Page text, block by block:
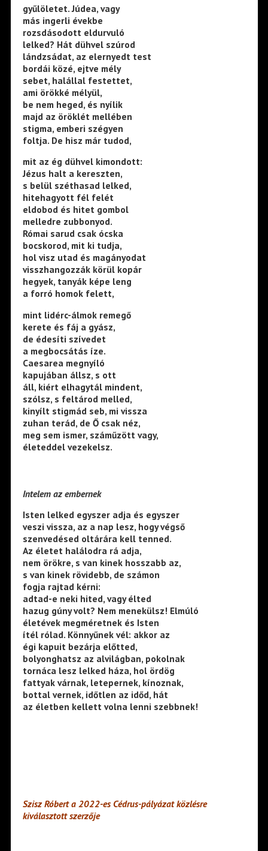
gyűlöletet. Júdea, vagy
más ingerli évekbe
rozsdásodott eldurvuló
lelked? Hát dühvel szúrod
lándzsádat, az elernyedt test
bordái közé, ejtve mély
sebet, halállal festettet,
ami örökké mélyül,
be nem heged, és nyílik
majd az öröklét mellében
stigma, emberi szégyen
foltja. De hisz már tudod,
mit az ég dühvel kimondott:
Jézus halt a kereszten,
s belül széthasad lelked,
hitehagyott fél felét
eldobod és hitet gombol
melledre zubbonyod.
Római sarud csak ócska
bocskorod, mit ki tudja,
hol visz utad és magányodat
visszhangozzák körül kopár
hegyek, tanyák képe leng
a forró homok felett,
mint lidérc-álmok remegő
kerete és fáj a gyász,
de édesíti szívedet
a megbocsátás íze.
Caesarea megnyíló
kapujában állsz, s ott
áll, kiért elhagytál mindent,
szólsz, s feltárod melled,
kinyílt stigmád seb, mi vissza
zuhan terád, de Ő csak néz,
meg sem ismer, száműzött vagy,
életeddel vezekelsz.
Intelem az embernek
Isten lelked egyszer adja és egyszer
veszi vissza, az a nap lesz, hogy végső
szenvedésed oltárára kell tenned.
Az életet halálodra rá adja,
nem örökre, s van kinek hosszabb az,
s van kinek rövidebb, de számon
fogja rajtad kérni:
adtad-e neki hited, vagy élted
hazug gúny volt? Nem menekülsz! Elmúló
életévek megméretnek és Isten
ítél rólad. Könnyűnek vél: akkor az
égi kapuit bezárja előtted,
bolyonghatsz az alvilágban, pokolnak
tornáca lesz lelked háza, hol ördög
fattyak várnak, letepernek, kínoznak,
bottal vernek, időtlen az időd, hát
az életben kellett volna lenni szebbnek!
Szisz Róbert a 2022-es Cédrus-pályázat közlésre
kiválasztott szerzője